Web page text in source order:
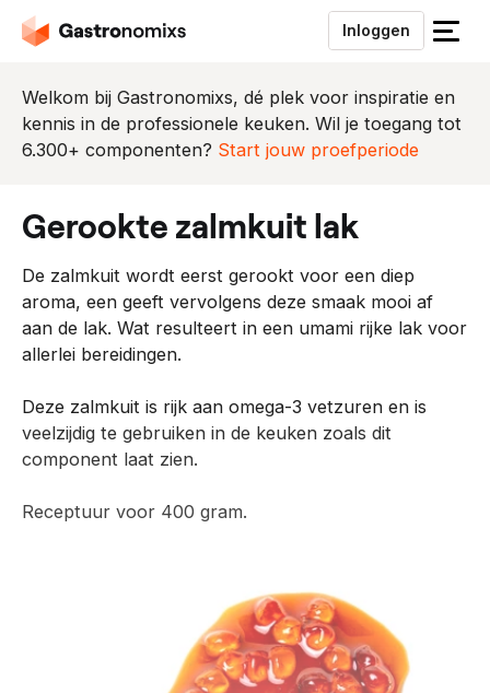
Inloggen
S
u
i
n
u
Welkom bij Gastronomixs, dé plek voor inspiratie en
kennis in de professionele keuken. Wil je toegang tot
6.300+ componenten? Start jouw proefperiode
gerookte zalmkuit lak
De zalmkuit wordt eerst gerookt voor een diep
aroma, een geeft vervolgens deze smaak mooi af
aan de lak. Wat resulteert in een umami rijke lak voor
allerlei bereidingen.
Deze zalmkuit is rijk aan omega-3 vetzuren en is
veelzijdig te gebruiken in de keuken zoals dit
component laat zien.
Receptuur voor 400 gram.